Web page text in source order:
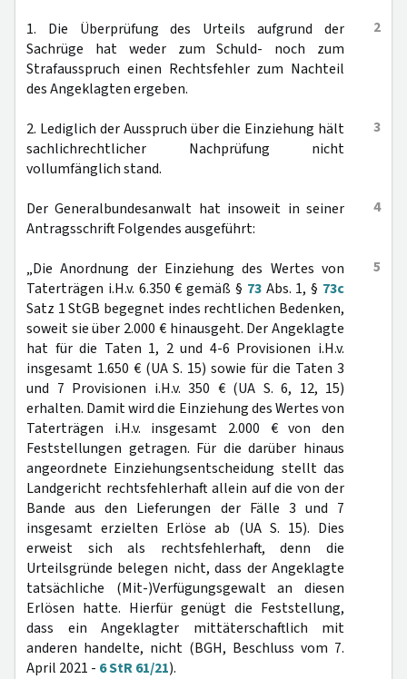
2
1. Die Überprüfung des Urteils aufgrund der
Sachrüge hat weder zum Schuld- noch zum
Strafausspruch einen Rechtsfehler zum Nachteil
des Angeklagten ergeben.
3
2. Lediglich der Ausspruch über die Einziehung hält
sachlichrechtlicher Nachprüfung nicht
vollumfänglich stand.
4
Der Generalbundesanwalt hat insoweit in seiner
Antragsschrift Folgendes ausgeführt:
5
„Die Anordnung der Einziehung des Wertes von
Taterträgen i.H.v. 6.350 € gemäß § 73Abs. 1, § 73c
Satz 1 StGB begegnet indes rechtlichen Bedenken,
soweit sie über 2.000 € hinausgeht. Der Angeklagte
hat für die Taten 1, 2 und 4-6 Provisionen i.H.v.
insgesamt 1.650 € (UA S. 15) sowie für die Taten 3
und 7 Provisionen i.H.v. 350 € (UA S. 6, 12, 15)
erhalten. Damit wird die Einziehung des Wertes von
Taterträgen i.H.v. insgesamt 2.000 € von den
Feststellungen getragen. Für die darüber hinaus
angeordnete Einziehungsentscheidung stellt das
Landgericht rechtsfehlerhaft allein auf die von der
Bande aus den Lieferungen der Fälle 3 und 7
insgesamt erzielten Erlöse ab (UA S. 15). Dies
erweist sich als rechtsfehlerhaft, denn die
Urteilsgründe belegen nicht, dass der Angeklagte
tatsächliche (Mit-)Verfügungsgewalt an diesen
Erlösen hatte. Hierfür genügt die Feststellung,
dass ein Angeklagter mittäterschaftlich mit
anderen handelte, nicht (BGH, Beschluss vom 7.
April 2021 - 6 StR 61/21).